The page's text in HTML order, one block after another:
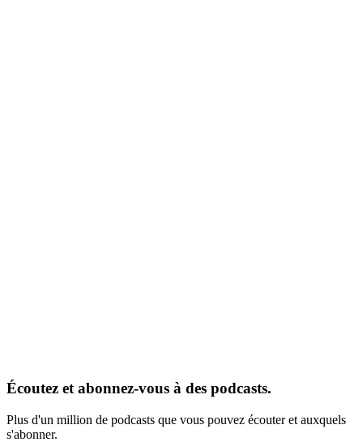
Écoutez et abonnez-vous à des podcasts.
Plus d'un million de podcasts que vous pouvez écouter et auxquels
s'abonner.